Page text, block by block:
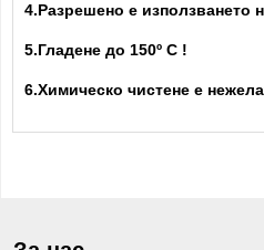
4.Разрешено е използването
5.Гладене до 150º С !
6.Химическо чистене е